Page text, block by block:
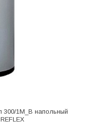
300/1M_В напольный